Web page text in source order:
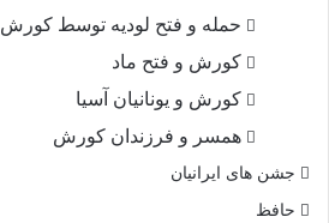
حمله و فتح لودیه توسط کورش
کورش و فتح ماد
کورش و یونانیان آسیا
همسر و فرزندان کورش
جشن های ایرانیان
حافظ